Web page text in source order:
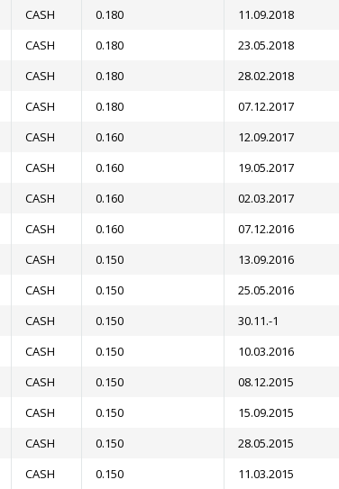
CASH 0.180 11.09.2018
CASH 0.180 23.05.2018
CASH 0.180 28.02.2018
CASH 0.180 07.12.2017
CASH 0.160 12.09.2017
CASH 0.160 19.05.2017
CASH 0.160 02.03.2017
CASH 0.160 07.12.2016
CASH 0.150 13.09.2016
CASH 0.150 25.05.2016
CASH 0.150 30.11.-1
CASH 0.150 10.03.2016
CASH 0.150 08.12.2015
CASH 0.150 15.09.2015
CASH 0.150 28.05.2015
CASH 0.150 11.03.2015